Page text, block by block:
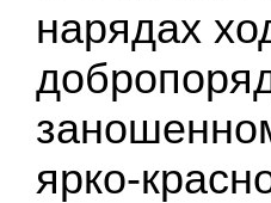
нарядах
ярко-